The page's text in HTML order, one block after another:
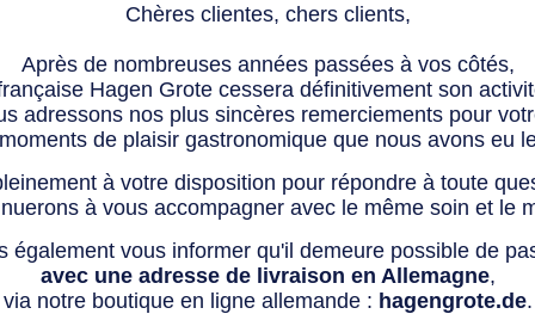
Chères clientes, chers clients,
Après de nombreuses années passées à vos côtés,
Hagen Grote cessera définitivement son
adressons nos plus sincères remerciements pour
de plaisir gastronomique que nous avons eu
à votre disposition pour répondre à toute
à vous accompagner avec le même soin et le
également vous informer qu'il demeure possible de
avec une adresse de livraison en Allemagne,
via notre boutique en ligne allemande : hagengrote.de.